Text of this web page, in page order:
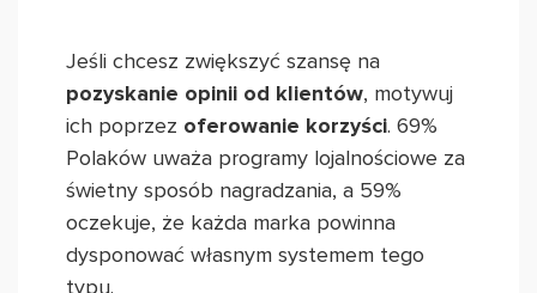
Jeśli chcesz zwiększyć szansę na
pozyskanie opinii od klientów, motywuj
ich poprzez oferowanie korzyści. 69%
Polaków uważa programy lojalnościowe za
świetny sposób nagradzania, a 59%
oczekuje, że każda marka powinna
dysponować własnym systemem tego
typu.